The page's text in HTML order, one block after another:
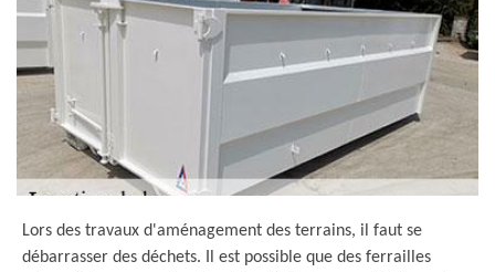
Lors des travaux d'aménagement des terrains, il faut se
débarrasser des déchets. Il est possible que des ferrailles